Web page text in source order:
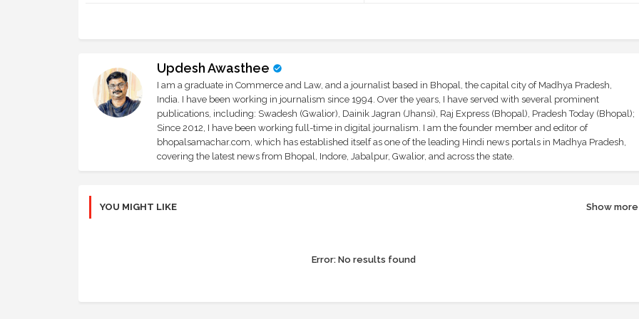
Updesh Awasthee
I am a graduate in Commerce and Law, and a journalist based in Bhopal, the capital city of Madhya Pradesh,
India. I have been working in journalism since 1994. Over the years, I have served with several prominent
publications, including: Swadesh (Gwalior), Dainik Jagran (Jhansi), Raj Express (Bhopal), Pradesh Today (Bhopal);
Since 2012, I have been working full-time in digital journalism. I am the founder member and editor of
bhopalsamachar.com, which has established itself as one of the leading Hindi news portals in Madhya Pradesh,
covering the latest news from Bhopal, Indore, Jabalpur, Gwalior, and across the state.
YOU MIGHT LIKE Show more
Error:No results found